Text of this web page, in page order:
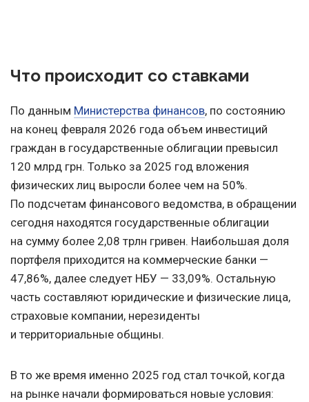
Что происходит со ставками
По данным Министерства финансов, по состоянию
на конец февраля 2026 года объем инвестиций
граждан в государственные облигации превысил
120 млрд грн. Только за 2025 год вложения
физических лиц выросли более чем на 50%.
По подсчетам финансового ведомства, в обращении
сегодня находятся государственные облигации
на сумму более 2,08 трлн гривен. Наибольшая доля
портфеля приходится на коммерческие банки —
47,86%, далее следует НБУ — 33,09%. Остальную
часть составляют юридические и физические лица,
страховые компании, нерезиденты
и территориальные общины.
В то же время именно 2025 год стал точкой, когда
на рынке начали формироваться новые условия: